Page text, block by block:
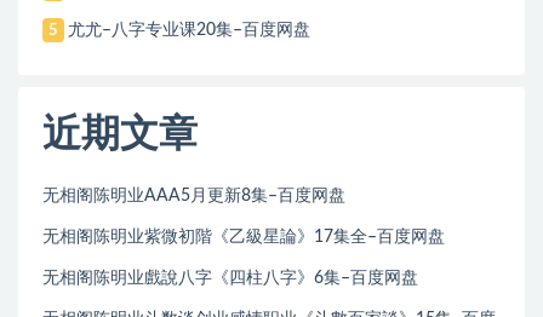
5 尤尤–八字专业课20集–百度网盘
近期文章
无相阁陈明业AAA5月更新8集–百度网盘
无相阁陈明业紫微初階《乙級星論》17集全–百度网盘
无相阁陈明业戲說八字《四柱八字》6集–百度网盘